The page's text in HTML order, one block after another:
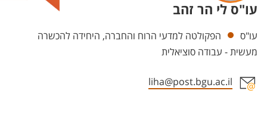
עו"ס לי הר זהב
Departments
עו"ס
הפקולטה למדעי הרוח והחברה, היחידה להכשרה
מעשית - עבודה סוציאלית
liha@post.bgu.ac.il